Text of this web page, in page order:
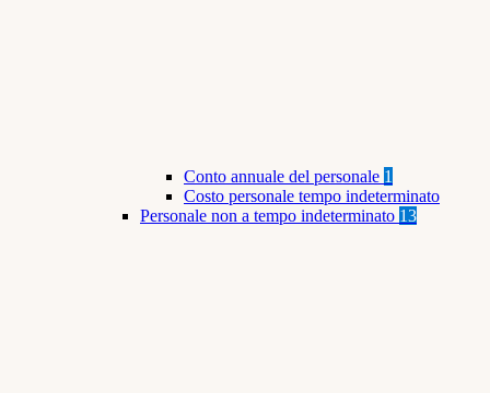
Conto annuale del personale 1
Costo personale tempo indeterminato
Personale non a tempo indeterminato 13